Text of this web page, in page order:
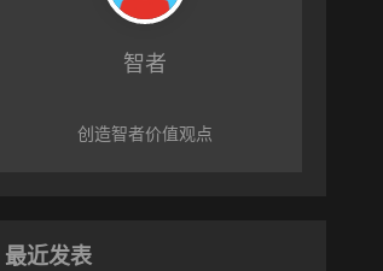
智者
创造智者价值观点
最近发表